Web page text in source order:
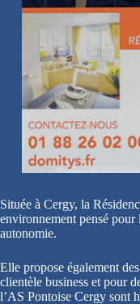
Située à Cergy, la
environnement pensé
autonomie.
Elle propose également
clientèle business et pour
l’AS Pontoise Cergy sont